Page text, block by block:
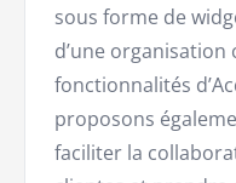
sous forme de
d’une organisation
fonctionnalités
proposons
faciliter la